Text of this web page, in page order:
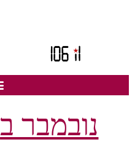
נובמבר ב17, 2021